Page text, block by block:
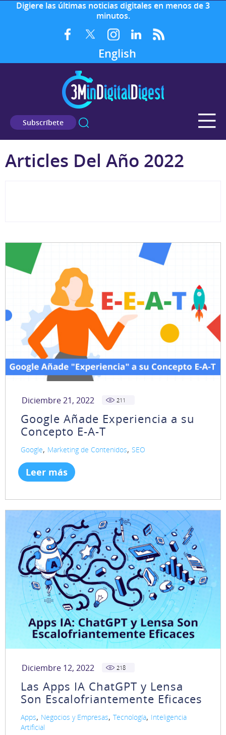
Digiere las últimas noticias digitales en menos de 3
minutos.
English
Subscríbete
Articles Del Año 2022
Diciembre 21, 2022 211
Google Añade Experiencia a su
Concepto E-A-T
Google, Marketing de Contenidos, SEO
Leer más
Diciembre 12, 2022 218
Las Apps IA ChatGPT y Lensa
Son Escalofriantemente Eficaces
Apps, Negocios y Empresas, Tecnología, Inteligencia
Artificial